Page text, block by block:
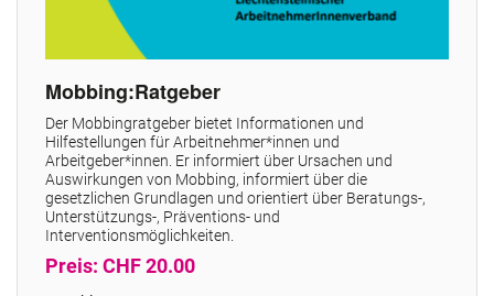
Mobbing:Ratgeber
Der Mobbingratgeber bietet Informationen und
Hilfestellungen für Arbeitnehmer*innen und
Arbeitgeber*innen. Er informiert über Ursachen und
Auswirkungen von Mobbing, informiert über die
gesetzlichen Grundlagen und orientiert über Beratungs-,
Unterstützungs-, Präventions- und
Interventionsmöglichkeiten.
Preis: CHF 20.00